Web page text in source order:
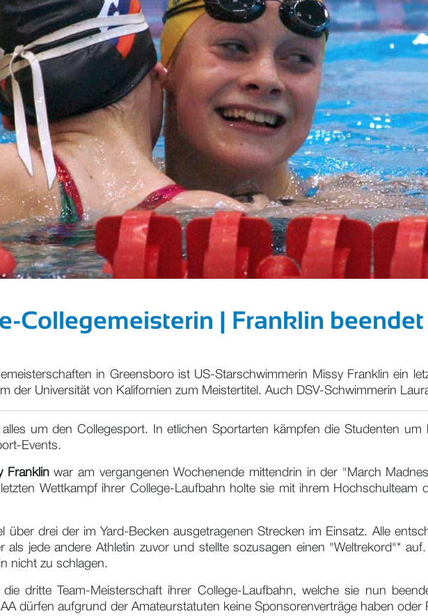
Collegemeisterin | Franklin
in Greensboro ist US-Starschwimmerin Missy Franklin ein
der Universität von Kalifornien zum Meistertitel. Auch DSV-Schwimmerin
um den Collegesport. In etlichen Sportarten kämpfen die Studenten
Events.
Franklinwar am vergangenen Wochenende mittendrin in der "March
Wettkampf ihrer College-Laufbahn holte sie mit ihrem Hochschulteam
über drei der im Yard-Becken ausgetragenen Strecken im Einsatz. Alle
als jede andere Athletin zuvor und stellte sozusagen einen "Weltrekord"*
nicht zu schlagen.
dritte Team-Meisterschaft ihrer College-Laufbahn, welche sie nun
dürfen aufgrund der Amateurstatuten keine Sponsorenverträge haben